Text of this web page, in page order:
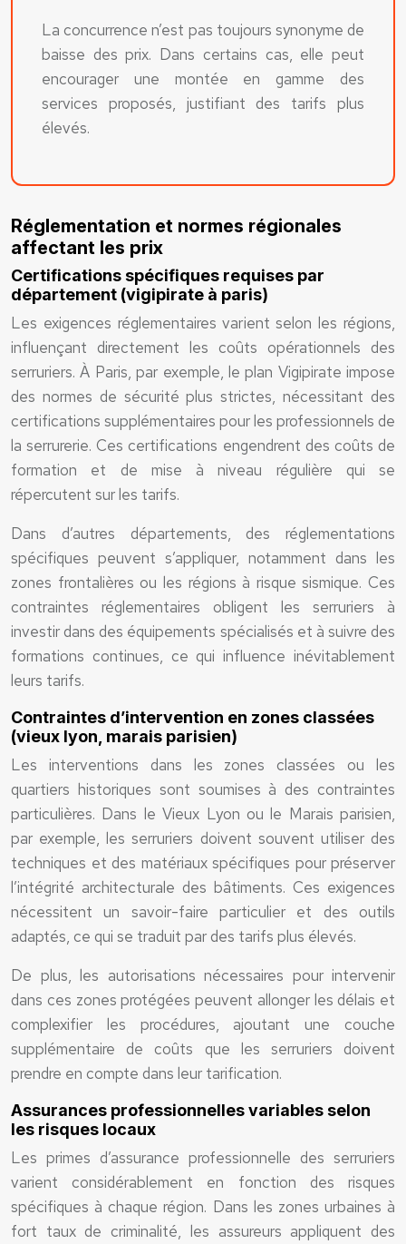
La concurrence n’est pas toujours synonyme de
baisse des prix. Dans certains cas, elle peut
encourager une montée en gamme des
services proposés, justifiant des tarifs plus
élevés.
Réglementation et normes régionales
affectant les prix
Certifications spécifiques requises par
département (vigipirate à paris)
Les exigences réglementaires varient selon les régions,
influençant directement les coûts opérationnels des
serruriers. À Paris, par exemple, le plan Vigipirate impose
des normes de sécurité plus strictes, nécessitant des
certifications supplémentaires pour les professionnels de
la serrurerie. Ces certifications engendrent des coûts de
formation et de mise à niveau régulière qui se
répercutent sur les tarifs.
Dans d’autres départements, des réglementations
spécifiques peuvent s’appliquer, notamment dans les
zones frontalières ou les régions à risque sismique. Ces
contraintes réglementaires obligent les serruriers à
investir dans des équipements spécialisés et à suivre des
formations continues, ce qui influence inévitablement
leurs tarifs.
Contraintes d’intervention en zones classées
(vieux lyon, marais parisien)
Les interventions dans les zones classées ou les
quartiers historiques sont soumises à des contraintes
particulières. Dans le Vieux Lyon ou le Marais parisien,
par exemple, les serruriers doivent souvent utiliser des
techniques et des matériaux spécifiques pour préserver
l’intégrité architecturale des bâtiments. Ces exigences
nécessitent un savoir-faire particulier et des outils
adaptés, ce qui se traduit par des tarifs plus élevés.
De plus, les autorisations nécessaires pour intervenir
dans ces zones protégées peuvent allonger les délais et
complexifier les procédures, ajoutant une couche
supplémentaire de coûts que les serruriers doivent
prendre en compte dans leur tarification.
Assurances professionnelles variables selon
les risques locaux
Les primes d’assurance professionnelle des serruriers
varient considérablement en fonction des risques
spécifiques à chaque région. Dans les zones urbaines à
fort taux de criminalité, les assureurs appliquent des